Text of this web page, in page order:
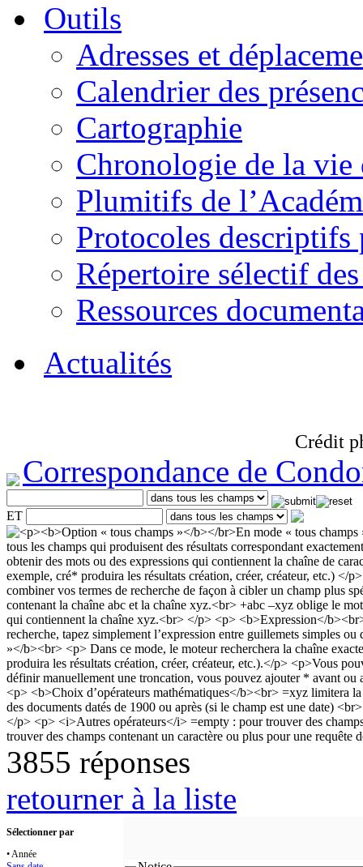
Outils
Adresses et
Calendrier des
Cartographie
Chronologie de la vie
Plumitifs de
Protocoles descriptifs
Répertoire sélectif
Ressources
Actualités
Crédit
Correspondance de
ET
3855 réponses
retourner à la liste
Sélectionner par
• Année